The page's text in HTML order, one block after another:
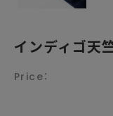
インディゴ天